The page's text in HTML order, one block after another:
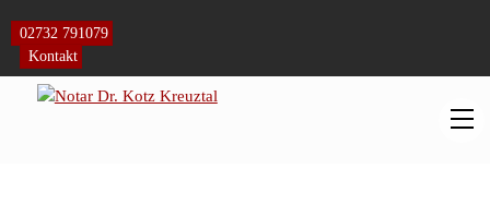
content
02732 791079
Kontakt